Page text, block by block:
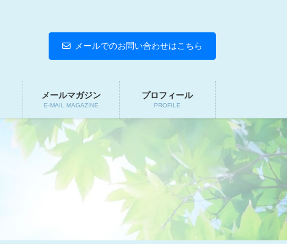
メールでのお問い合わせはこちら
メールマガジン
E-MAIL MAGAZINE
プロフィール
PROFILE